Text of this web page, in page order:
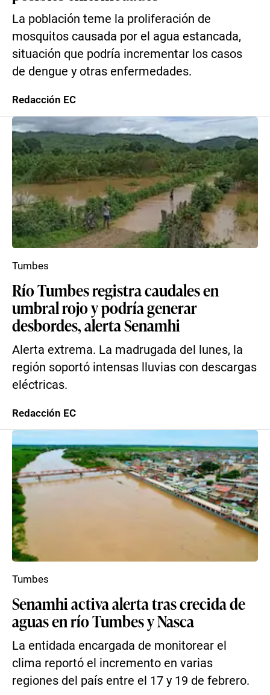
La población teme la proliferación de
mosquitos causada por el agua estancada,
situación que podría incrementar los casos
de dengue y otras enfermedades.
Redacción EC
Río Tumbes registra caudales en
umbral rojo y podría generar
desbordes, alerta Senamhi
Alerta extrema. La madrugada del lunes, la
región soportó intensas lluvias con descargas
eléctricas.
Tumbes
Redacción EC
Senamhi activa alerta tras crecida de
aguas en río Tumbes y Nasca
La entidada encargada de monitorear el
clima reportó el incremento en varias
regiones del país entre el 17 y 19 de febrero.
Tumbes